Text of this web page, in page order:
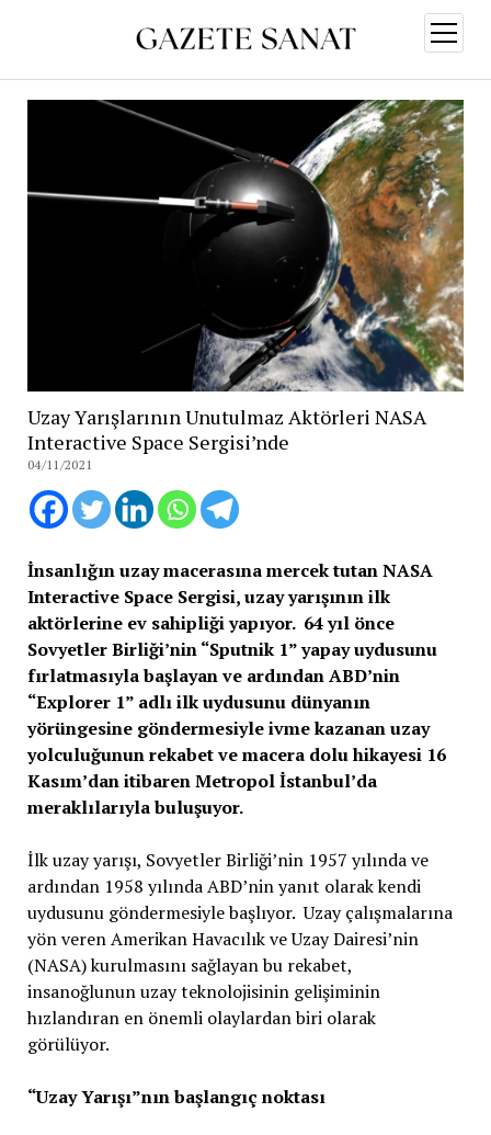
aç
Uzay Yarışlarının Unutulmaz Aktörleri NASA
Interactive Space Sergisi’nde
04/11/2021
İnsanlığın uzay macerasına mercek tutan NASA
Interactive Space Sergisi, uzay yarışının ilk
aktörlerine ev sahipliği yapıyor. 64 yıl önce
Sovyetler Birliği’nin “Sputnik 1” yapay uydusunu
fırlatmasıyla başlayan ve ardından ABD’nin
“Explorer 1” adlı ilk uydusunu dünyanın
yörüngesine göndermesiyle ivme kazanan uzay
yolculuğunun rekabet ve macera dolu hikayesi 16
Kasım’dan itibaren Metropol İstanbul’da
meraklılarıyla buluşuyor.
İlk uzay yarışı, Sovyetler Birliği’nin 1957 yılında ve
ardından 1958 yılında ABD’nin yanıt olarak kendi
uydusunu göndermesiyle başlıyor. Uzay çalışmalarına
yön veren Amerikan Havacılık ve Uzay Dairesi’nin
(NASA) kurulmasını sağlayan bu rekabet,
insanoğlunun uzay teknolojisinin gelişiminin
hızlandıran en önemli olaylardan biri olarak
görülüyor.
“Uzay Yarışı”nın başlangıç noktası